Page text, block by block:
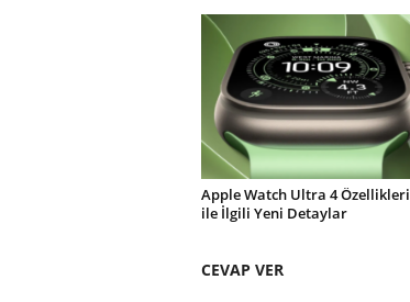
Apple Watch Ultra 4 Özellikleri
ile İlgili Yeni Detaylar
CEVAP VER